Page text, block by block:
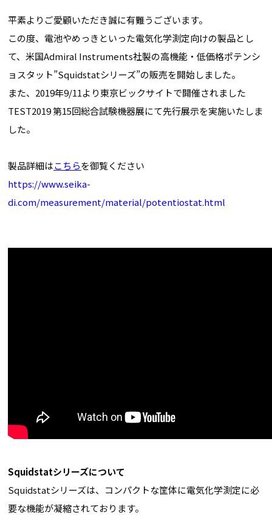
平素よりご愛顧いただき誠に有難うございます。
この度、電池やめっきといった電気化学測定向けの製品とし
て、米国Admiral Instruments社製の高機能・低価格ポテンシ
ョスタット”Squidstatシリーズ”の販売を開始しました。
また、2019年9/11より東京ビックサイトで開催されました
TEST2019 第15回総合試験機器展にて先行展示を実施いたしま
した。
製品詳細はこちらを御覧ください
https://www.seika-
di.com/measurement/material/potentiostat.html
Squidstatシリーズについて
Squidstatシリーズは、コンパクトな筐体に電気化学測定に必
要な機能が凝縮されております。